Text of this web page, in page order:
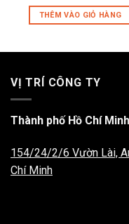
THÊM VÀO GIỎ HÀNG
VỊ TRÍ CÔNG TY
Thành phố Hồ Chí Minh
154/24/2/6 Vườn Lài,
Chí Minh